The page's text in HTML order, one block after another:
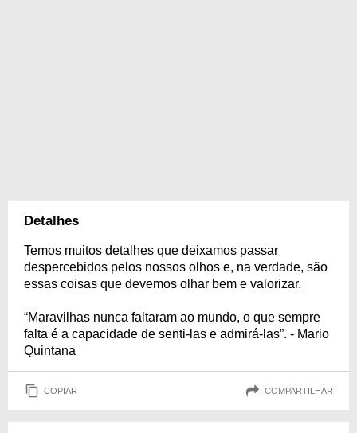
Detalhes
Temos muitos detalhes que deixamos passar
despercebidos pelos nossos olhos e, na verdade, são
essas coisas que devemos olhar bem e valorizar.
“Maravilhas nunca faltaram ao mundo, o que sempre
falta é a capacidade de senti-las e admirá-las”. - Mario
Quintana
COPIAR COMPARTILHAR